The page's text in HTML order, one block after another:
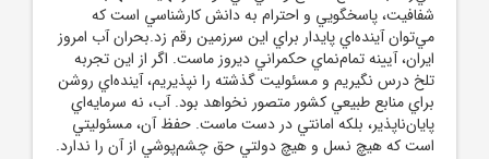
شفافيت، پاسخگويي و احترام به دانش کارشناسي است که
مي‌توان آينده‌اي پايدار براي اين سرزمين رقم زد.بحران آب امروز
ايران، آيينه تمام‌نماي حکمراني ديروز ماست. اگر از اين تجربه
تلخ درس نگيريم و مسئوليت گذشته را نپذيريم، آينده‌اي روشن
براي منابع طبيعي کشور متصور نخواهد بود. آب، نه سرمايه‌اي
پايان‌ناپذير، بلکه امانتي در دست ماست. حفظ آن، مسئوليتي
است که هيچ نسل و هيچ دولتي حق چشم‌پوشي از آن را ندارد.